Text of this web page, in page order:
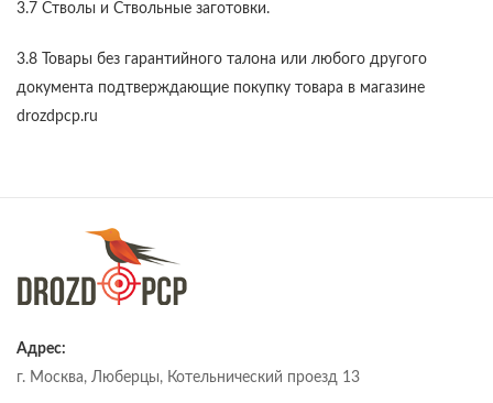
3.7 Стволы и Ствольные заготовки.
3.8 Товары без гарантийного талона или любого другого
документа подтверждающие покупку товара в магазине
drozdpcp.ru
Адрес:
г. Москва, Люберцы, Котельнический проезд 13